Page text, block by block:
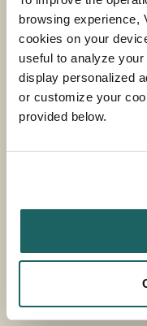
browsing experience,
cookies on your
useful to analyze
display personalized
or customize your
provided below.
Trattoria Italiana
MAIS INFORMAÇÃO